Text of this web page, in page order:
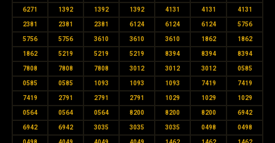
6271 1392 1392 1392 4131 4131 4131
2381 2381 2381 6124 6124 6124 5756
5756 5756 3610 3610 3610 1862 1862
1862 5219 5219 5219 8394 8394 8394
7808 7808 7808 3012 3012 3012 0585
0585 0585 1093 1093 1093 7419 7419
7419 2791 2791 2791 1029 1029 1029
0564 0564 0564 8200 8200 8200 6942
6942 6942 3035 3035 3035 0498 0498